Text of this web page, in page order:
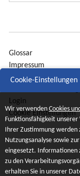
Glossar
Impressum
Sitemap
Login
Cookie Einstellungen
Cookie-Einstellungen
Wir verwenden Cookies
Funktionsfähigkeit
Ihrer Zustimmung werden
Nutzungsanalyse sowie
eingesetzt. Informationen
zu den
erhalten Sie in unserer